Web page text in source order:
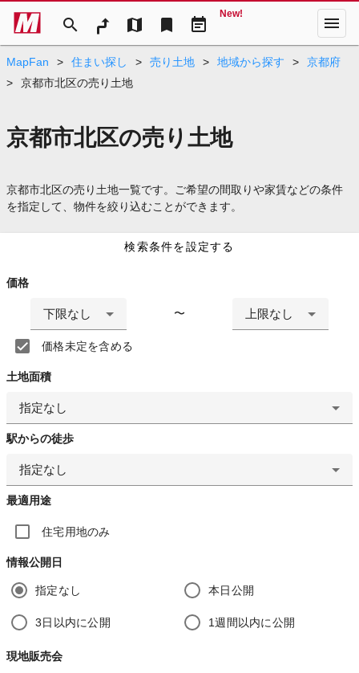
search map bookmark event_note
New! menu
MapFan > 住まい探し > 売り土地 > 地域から探す >
京都府
>
京都市北区の売り土地
京都市北区の売り土地
京都市北区の売り土地一覧です。ご希望の間取りや家賃などの条件
を指定して、物件を絞り込むことができます。
検索条件を設定する
価格
下限なし 〜 上限なし
価格未定を含める
土地面積
指定なし
駅からの徒歩
指定なし
最適用途
住宅用地のみ
情報公開日
指定なし 本日公開
3日以内に公開 1週間以内に公開
現地販売会